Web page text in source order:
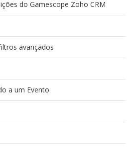
do Gamescope Zoho CRM
avançados
a um Evento